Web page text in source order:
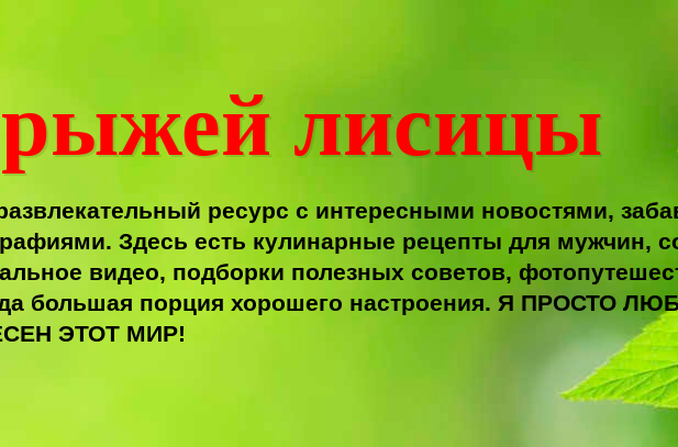
лисицы
ресурс с интересными новостями,
Здесь есть кулинарные рецепты для мужчин,
видео, подборки полезных советов,
большая порция хорошего настроения. Я ПРОСТО
ЭТОТ МИР!